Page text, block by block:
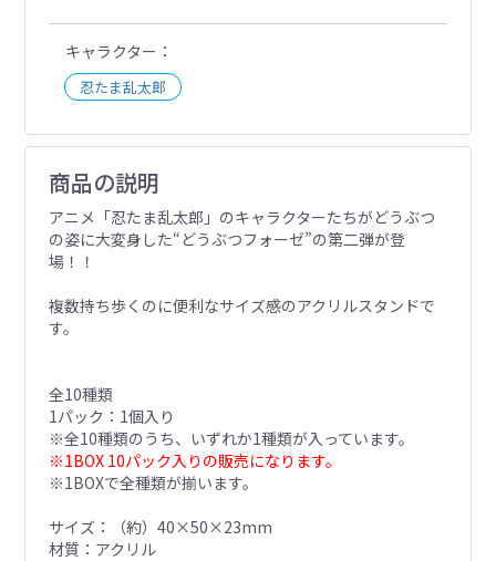
キャラクター
忍たま乱太郎
商品の説明
アニメ「忍たま乱太郎」のキャラクターたちがどうぶつ
の姿に大変身した“どうぶつフォーゼ”の第二弾が登
場！！
複数持ち歩くのに便利なサイズ感のアクリルスタンドで
す。
全10種類
1パック：1個入り
※全10種類のうち、いずれか1種類が入っています。
※1BOX 10パック入りの販売になります。
※1BOXで全種類が揃います。
サイズ：（約）40×50×23mm
材質：アクリル